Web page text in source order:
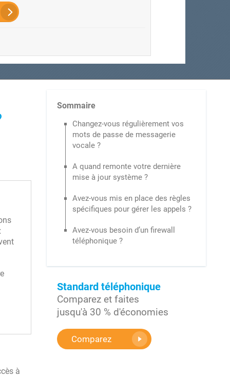
à
Sommaire
Changez-vous régulièrement vos
mots de passe de messagerie
vocale ?
A quand remonte votre dernière
mise à jour système ?
Avez-vous mis en place des règles
spécifiques pour gérer les appels ?
Avez-vous besoin d’un firewall
téléphonique ?
Standard téléphonique
Comparez et faites
jusqu'à 30 % d'économies
Comparez